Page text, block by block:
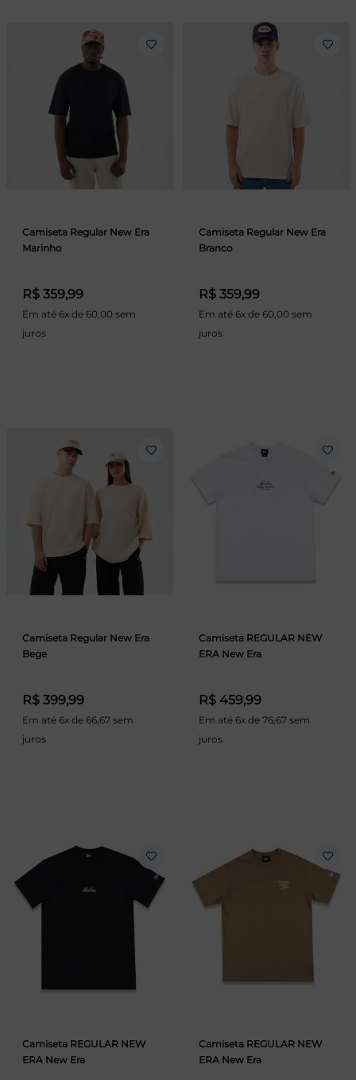
Camiseta Regular New Era
Marinho
R$ 359,99
Em até 6x de 60,00 sem
juros
Camiseta Regular New Era
Branco
R$ 359,99
Em até 6x de 60,00 sem
juros
Camiseta Regular New Era
Bege
R$ 399,99
Em até 6x de 66,67 sem
juros
Camiseta REGULAR NEW
ERA New Era
R$ 459,99
Em até 6x de 76,67 sem
juros
Camiseta REGULAR NEW
ERA New Era
Camiseta REGULAR NEW
ERA New Era